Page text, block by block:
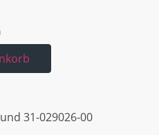
31-029026-00